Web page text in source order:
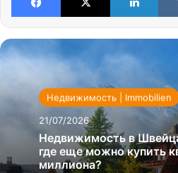
Недвижимость | Immobilien
21/07/2026
Недвижимость в
где еще можно купить
миллиона?